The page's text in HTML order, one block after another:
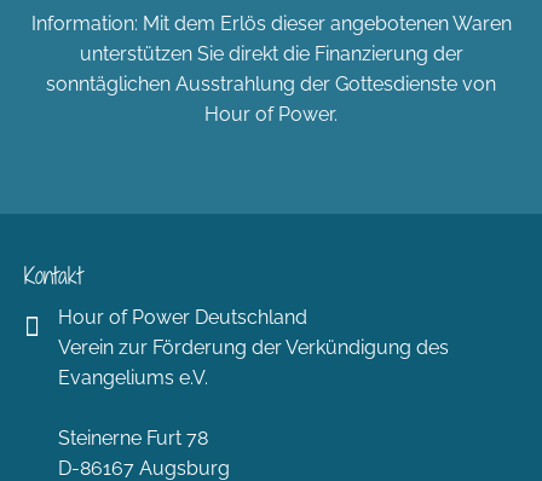
Information: Mit dem Erlös dieser angebotenen Waren
unterstützen Sie direkt die Finanzierung der
sonntäglichen Ausstrahlung der Gottesdienste von
Hour of Power.
Kontakt
Hour of Power Deutschland
Verein zur Förderung der Verkündigung des
Evangeliums e.V.
Steinerne Furt 78
D-86167 Augsburg